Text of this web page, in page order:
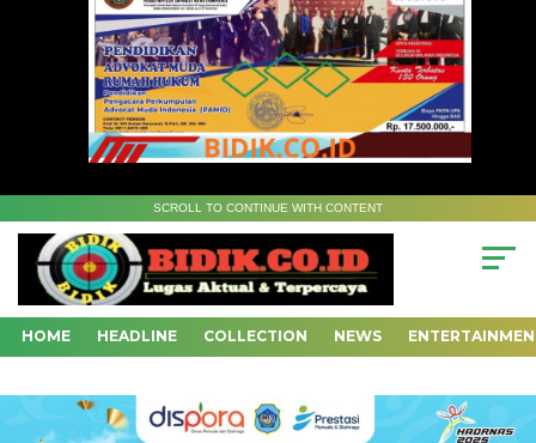
SCROLL TO CONTINUE WITH CONTENT
HOME HEADLINE COLLECTION NEWS